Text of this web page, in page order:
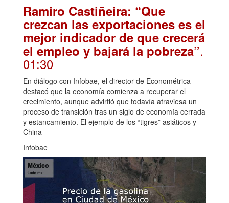
Ramiro Castiñeira: “Que
crezcan las exportaciones es el
mejor indicador de que crecerá
el empleo y bajará la pobreza”.
01:30
En diálogo con Infobae, el director de Econométrica
destacó que la economía comienza a recuperar el
crecimiento, aunque advirtió que todavía atraviesa un
proceso de transición tras un siglo de economía cerrada
y estancamiento. El ejemplo de los “tigres” asiáticos y
China
Infobae